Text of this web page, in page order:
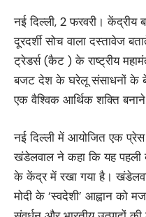
नई दिल्ली, 2 फरवरी।
दूरदर्शी सोच वाला दस्तावेज
ट्रेडर्स (कैट ) के राष्ट्रीय
बजट देश के घरेलू संसाधनों के
एक वैश्विक आर्थिक शक्ति
नई दिल्ली में आयोजित एक
खंडेलवाल ने कहा कि यह पहली
के केंद्र में रखा गया है।
मोदी के ‘स्वदेशी’ आह्वान को